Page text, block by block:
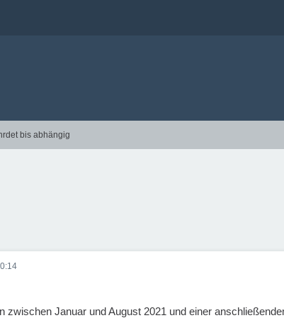
bis abhängig
zwischen Januar und August 2021 und einer